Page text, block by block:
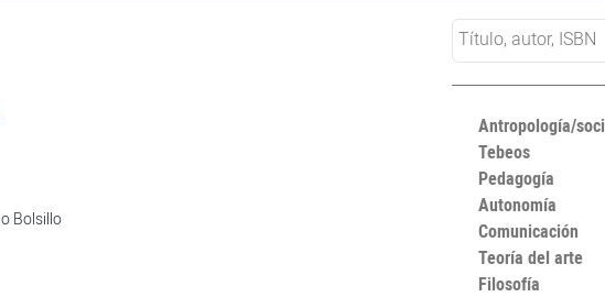
Bolsillo
Antropología/
Tebeos
Pedagogía
Autonomía
Comunicación
Teoría del arte
Filosofía